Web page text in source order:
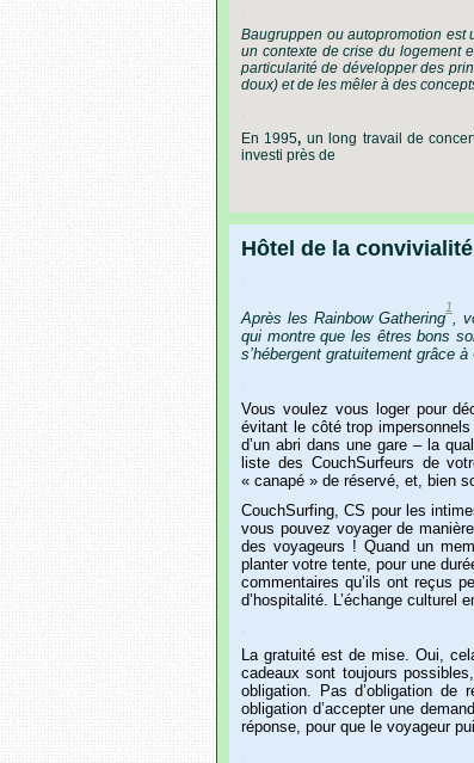
.
Baugruppen ou autopromotion est
un contexte de crise du logement
particularité de développer des
doux) et de les mêler à des
.
En 1995, un long travail de
investi près de
Hôtel de la
.
Après les Rainbow Gathering
1
qui montre que les êtres bons
s’hébergent gratuitement grâce à
Vous voulez vous loger pour
évitant le côté trop impersonnels
d’un abri dans une gare – la
liste des CouchSurfeurs de
« canapé » de réservé, et, bien
CouchSurfing, CS pour les
vous pouvez voyager de manière
des voyageurs ! Quand un
planter votre tente, pour une
commentaires qu’ils ont reçus
d’hospitalité. L’échange culturel
La gratuité est de mise. Oui,
cadeaux sont toujours possibles,
obligation.
Pas d’obligation de
obligation d’accepter une
réponse, pour que le voyageur